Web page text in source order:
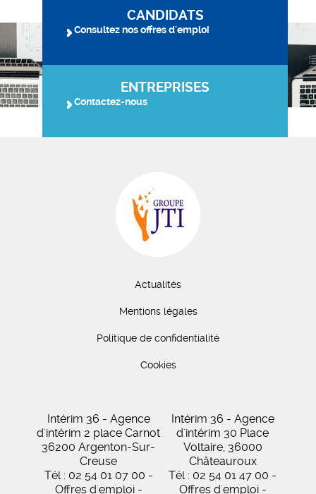
CANDIDATS
Consultez nos offres d'emploi
ENTREPRISES
Contactez-nous
Actualités
Mentions légales
Politique de confidentialité
Cookies
Intérim 36 - Agence
d'intérim 2 place Carnot
36200 Argenton-Sur-
Creuse
Tél : 02 54 01 07 00 -
Offres d'emploi -
Intérim 36 - Agence
d'intérim 30 Place
Voltaire, 36000
Châteauroux
Tél : 02 54 01 47 00 -
Offres d'emploi -